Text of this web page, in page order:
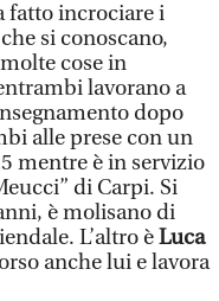
fatto incrociare i
si conoscano,
cose in
lavorano a
dopo
alle prese con un
mentre è in servizio
di Carpi. Si
è molisano di
L’altro èLuca
anche lui e lavora